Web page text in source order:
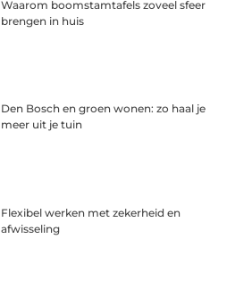
Waarom boomstamtafels zoveel sfeer
brengen in huis
Den Bosch en groen wonen: zo haal je
meer uit je tuin
Flexibel werken met zekerheid en
afwisseling